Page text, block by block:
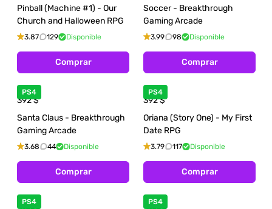
Pinball (Machine #1) - Our
Church and Halloween RPG
3.87 129 Disponible
Comprar
Soccer - Breakthrough
Gaming Arcade
3.99 98 Disponible
Comprar
PS4
392$
Santa Claus - Breakthrough
Gaming Arcade
3.68 44 Disponible
Comprar
PS4
392$
Oriana (Story One) - My First
Date RPG
3.79 117 Disponible
Comprar
PS4 PS4